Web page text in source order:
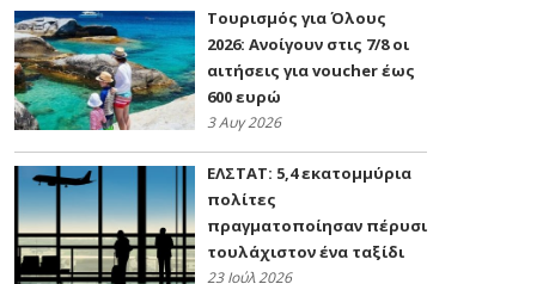
Τουρισμός για Όλους
2026: Ανοίγουν στις 7/8 οι
αιτήσεις για voucher έως
600 ευρώ
3 Αυγ 2026
ΕΛΣΤΑΤ: 5,4 εκατομμύρια
πολίτες
πραγματοποίησαν πέρυσι
τουλάχιστον ένα ταξίδι
23 Ιούλ 2026